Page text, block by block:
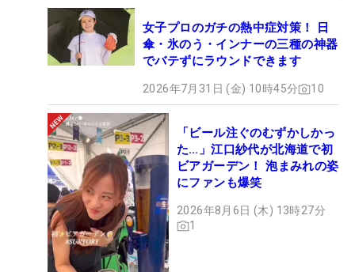
女子プロのガチの熱中症対策！ 日
傘・氷のう・インナーの三種の神器
でバテずにラウンドできます
2026年7月31日 (金) 10時45分 10
「ビール注ぐのむずかしかっ
た…」江口紗代が北海道で初
ビアガーデン！ 泡まみれの姿
にファンも爆笑
2026年8月6日 (木) 13時27分
1